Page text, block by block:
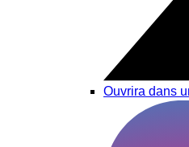
Ouvrira dans